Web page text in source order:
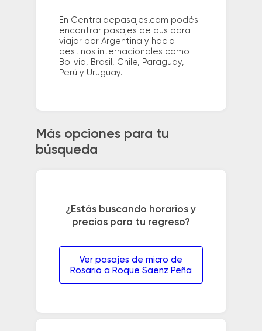
En Centraldepasajes.com podés
encontrar pasajes de bus para
viajar por Argentina y hacia
destinos internacionales como
Bolivia, Brasil, Chile, Paraguay,
Perú y Uruguay.
Más opciones para tu
búsqueda
¿Estás buscando horarios y
precios para tu regreso?
Ver pasajes de micro de
Rosario a Roque Saenz Peña